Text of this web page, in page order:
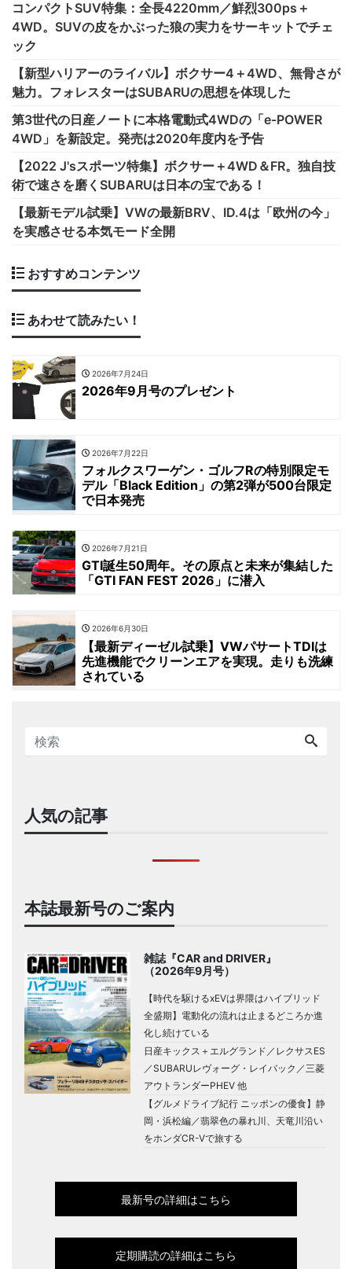
コンパクトSUV特集：全長4220mm／鮮烈300ps＋
4WD。SUVの皮をかぶった狼の実力をサーキットでチェ
ック
【新型ハリアーのライバル】ボクサー4＋4WD、無骨さが
魅力。フォレスターはSUBARUの思想を体現した
第3世代の日産ノートに本格電動式4WDの「e-POWER
4WD」を新設定。発売は2020年度内を予告
【2022 J'sスポーツ特集】ボクサー＋4WD＆FR。独自技
術で速さを磨くSUBARUは日本の宝である！
【最新モデル試乗】VWの最新BRV、ID.4は「欧州の今」
を実感させる本気モード全開
おすすめコンテンツ
あわせて読みたい！
2026年7月24日
2026年9月号のプレゼント
2026年7月22日
フォルクスワーゲン・ゴルフRの特別限定モ
デル「Black Edition」の第2弾が500台限定
で日本発売
2026年7月21日
GTI誕生50周年。その原点と未来が集結した
「GTI FAN FEST 2026」に潜入
2026年6月30日
【最新ディーゼル試乗】VWパサートTDIは
先進機能でクリーンエアを実現。走りも洗練
されている
人気の記事
本誌最新号のご案内
雑誌『CAR and DRIVER』
（2026年9月号）
【時代を駆けるxEVは界隈はハイブリッド
全盛期】電動化の流れは止まるどころか進
化し続けている
日産キックス＋エルグランド／レクサスES
／SUBARUレヴォーグ・レイバック／三菱
アウトランダーPHEV 他
【グルメドライブ紀行 ニッポンの優食】静
岡・浜松編／翡翠色の暴れ川、天竜川沿い
をホンダCR-Vで旅する
最新号の詳細はこちら
定期購読の詳細はこちら